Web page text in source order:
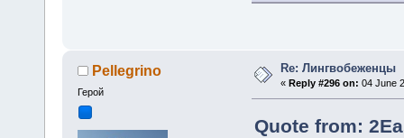
Pellegrino
Герой
Re: Лингвобеженцы
«Reply #296 on: 04 June
Quote from: